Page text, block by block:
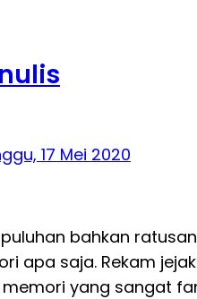
17 Mei 2020
bahkan
apa saja. Rekam
memori yang sangat